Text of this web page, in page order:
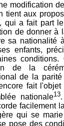
modification
tient aux
qui a fait part
de donner à
sa nationalité
enfants,
de la
de la
fait
nationale13.
facilement
qui se
pose des